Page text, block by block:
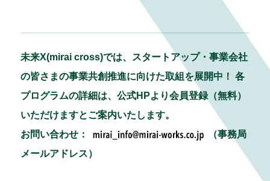
未来X(mirai cross)では、スタートアップ・事業会社
の皆さまの事業共創推進に向けた取組を展開中！ 各
プログラムの詳細は、公式HPより会員登録（無料）
いただけますとご案内いたします。
お問い合わせ：
（事務局
メールアドレス）